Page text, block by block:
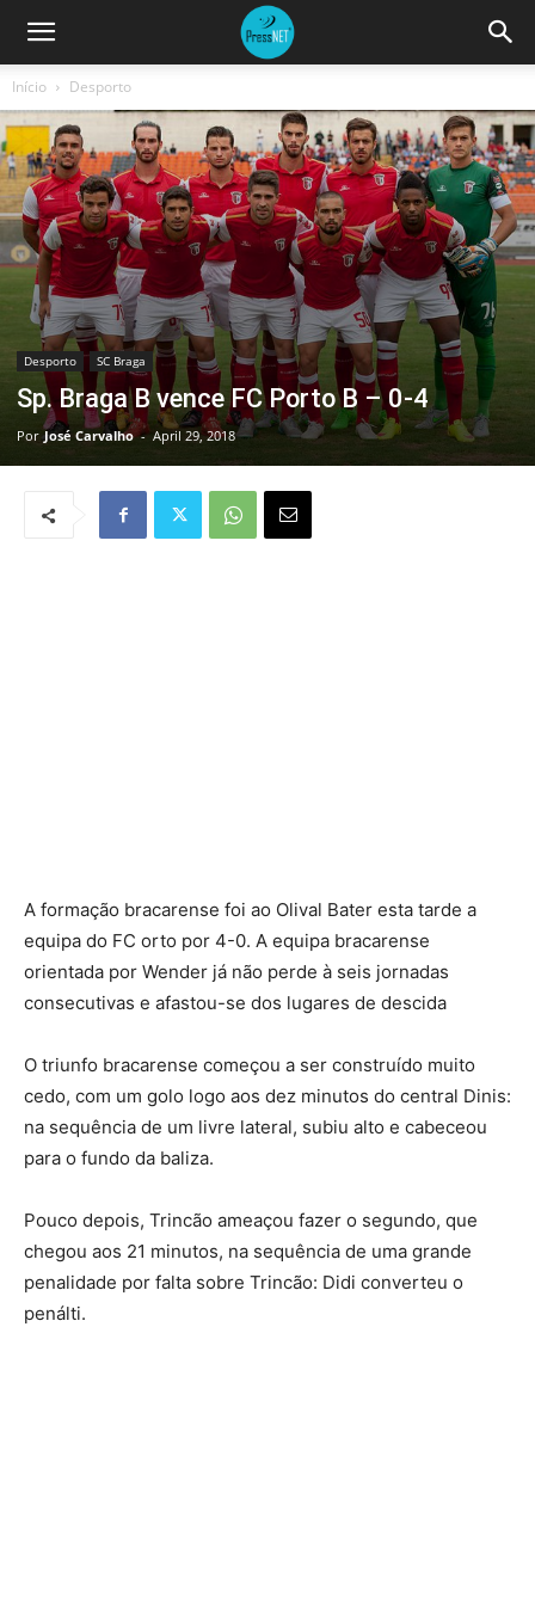
Início Desporto
Desporto SC Braga
Sp. Braga B vence FC Porto B – 0-4
Por José Carvalho - April 29, 2018
A formação bracarense foi ao Olival Bater esta tarde a
equipa do FC orto por 4-0. A equipa bracarense
orientada por Wender já não perde à seis jornadas
consecutivas e afastou-se dos lugares de descida
O triunfo bracarense começou a ser construído muito
cedo, com um golo logo aos dez minutos do central Dinis:
na sequência de um livre lateral, subiu alto e cabeceou
para o fundo da baliza.
Pouco depois, Trincão ameaçou fazer o segundo, que
chegou aos 21 minutos, na sequência de uma grande
penalidade por falta sobre Trincão: Didi converteu o
penálti.